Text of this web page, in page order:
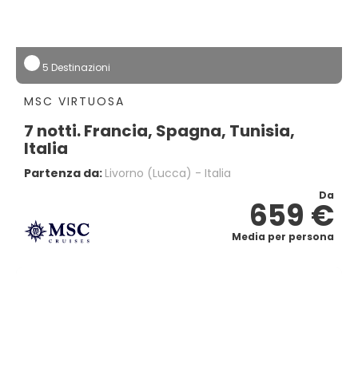
5 Destinazioni
MSC VIRTUOSA
7 notti. Francia, Spagna, Tunisia,
Italia
Partenza da: Livorno (lucca) - Italia
Da
659 €
Media per persona